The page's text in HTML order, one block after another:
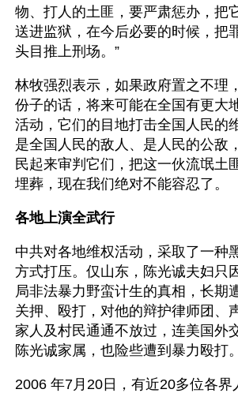
物、打人的土匪，要严肃惩办，把
送进监狱，在今后必要的时候，把
头目推上刑场。”
林牧强烈表示，如果政府置之不理
份子的话，将来可能在全国有更大
活动，它们的目地打击全国人民的
是全国人民的敌人、是人民的公敌
民起来审判它们，把这一伙流氓土
埋葬，现在我们绝对不能容忍了。
各地上演全武行
中共对各地维权活动，采取了一种
方式打压。仅山东，陈光诚夫妇只
局非法暴力野蛮计生的真相，长期
关押、殴打，对他的辩护律师团、
家人及村民通通不放过，连美国外
陈光诚家属，也险些遭到暴力殴打。
2006 年7月20日，有近20多位各界